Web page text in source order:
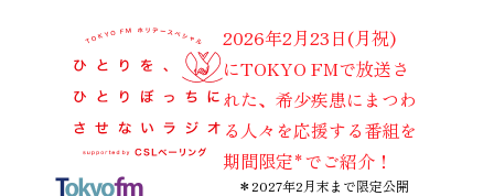
2026年2月23日(月祝)
にTOKYO FMで放送さ
れた、希少疾患にまつわ
る人々を応援する番組を
期間限定＊ でご紹介！
＊2027年2月末まで限定公開